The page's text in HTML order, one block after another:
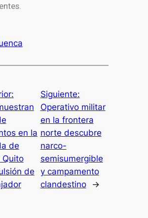
en la
de
Quito
de
Siguiente:
Operativo militar
en la frontera
norte descubre
narco-
semisumergible
y campamento
clandestino
→